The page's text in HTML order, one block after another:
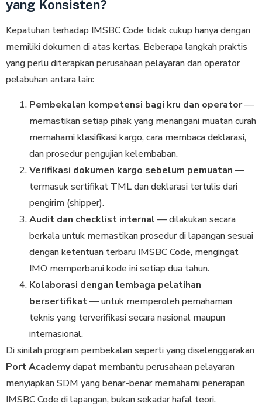
yang Konsisten?
Kepatuhan terhadap IMSBC Code tidak cukup hanya dengan
memiliki dokumen di atas kertas. Beberapa langkah praktis
yang perlu diterapkan perusahaan pelayaran dan operator
pelabuhan antara lain:
Pembekalan kompetensi bagi kru dan operator—
memastikan setiap pihak yang menangani muatan curah
memahami klasifikasi kargo, cara membaca deklarasi,
dan prosedur pengujian kelembaban.
Verifikasi dokumen kargo sebelum pemuatan —
termasuk sertifikat TML dan deklarasi tertulis dari
pengirim (shipper).
Audit dan checklist internal — dilakukan secara
berkala untuk memastikan prosedur di lapangan sesuai
dengan ketentuan terbaru IMSBC Code, mengingat
IMO memperbarui kode ini setiap dua tahun.
Kolaborasi dengan lembaga pelatihan
bersertifikat— untuk memperoleh pemahaman
teknis yang terverifikasi secara nasional maupun
internasional.
Di sinilah program pembekalan seperti yang diselenggarakan
Port Academydapat membantu perusahaan pelayaran
menyiapkan SDM yang benar-benar memahami penerapan
IMSBC Code di lapangan, bukan sekadar hafal teori.